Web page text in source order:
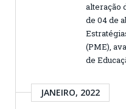
alteração
de 04 de
(PME),
de
JANEIRO, 2022